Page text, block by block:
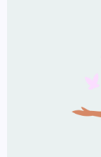
Чому
для
11